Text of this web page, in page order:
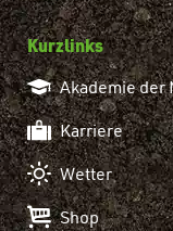
Kurzlinks
Akademie der
Karriere
Wetter
Shop